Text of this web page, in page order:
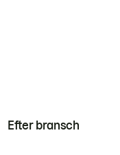
Efter bransch